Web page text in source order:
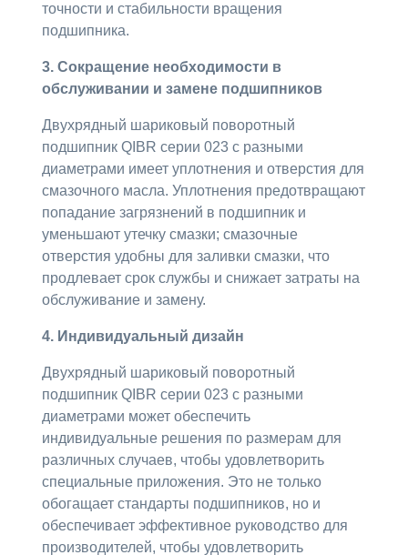
точности и стабильности вращения
подшипника.
3. Сокращение необходимости в
обслуживании и замене подшипников
Двухрядный шариковый поворотный
подшипник QIBR серии 023 с разными
диаметрами имеет уплотнения и отверстия для
смазочного масла. Уплотнения предотвращают
попадание загрязнений в подшипник и
уменьшают утечку смазки; смазочные
отверстия удобны для заливки смазки, что
продлевает срок службы и снижает затраты на
обслуживание и замену.
4. Индивидуальный дизайн
Двухрядный шариковый поворотный
подшипник QIBR серии 023 с разными
диаметрами может обеспечить
индивидуальные решения по размерам для
различных случаев, чтобы удовлетворить
специальные приложения. Это не только
обогащает стандарты подшипников, но и
обеспечивает эффективное руководство для
производителей, чтобы удовлетворить